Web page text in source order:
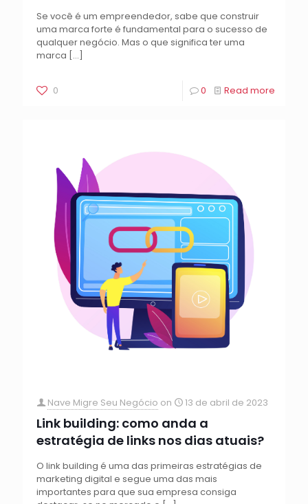
Se você é um empreendedor, sabe que construir
uma marca forte é fundamental para o sucesso de
qualquer negócio. Mas o que significa ter uma
marca […]
0 0 Read more
Nave Migre Seu Negócio on 13 de abril de 2023
Link building: como anda a
estratégia de links nos dias atuais?
O link building é uma das primeiras estratégias de
marketing digital e segue uma das mais
importantes para que sua empresa consiga